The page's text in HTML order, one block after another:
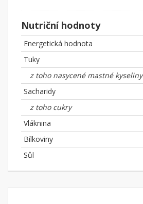
Nutriční hodnoty
Energetická hodnota
Tuky
z toho nasycené mastné kyseliny
Sacharidy
z toho cukry
Vláknina
Bílkoviny
Sůl